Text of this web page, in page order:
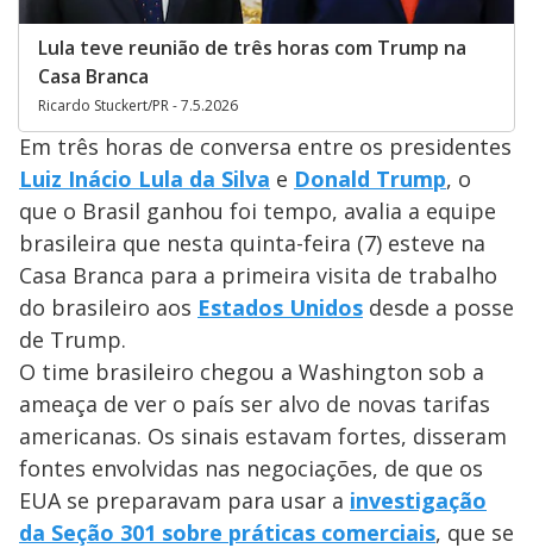
Lula teve reunião de três horas com Trump na
Casa Branca
Ricardo Stuckert/PR - 7.5.2026
Em três horas de conversa entre os presidentes
Luiz Inácio Lula da Silva e Donald Trump, o
que o Brasil ganhou foi tempo, avalia a equipe
brasileira que nesta quinta-feira (7) esteve na
Casa Branca para a primeira visita de trabalho
do brasileiro aos Estados Unidos desde a posse
de Trump.
O time brasileiro chegou a Washington sob a
ameaça de ver o país ser alvo de novas tarifas
americanas. Os sinais estavam fortes, disseram
fontes envolvidas nas negociações, de que os
EUA se preparavam para usar a investigação
da Seção 301 sobre práticas comerciais, que se